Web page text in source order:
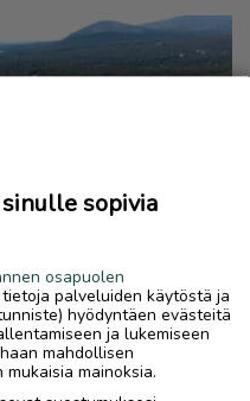
sopivia
osapuolen
palveluiden käytöstä ja
hyödyntäen evästeitä
ja lukemiseen
mahdollisen
mainoksia.